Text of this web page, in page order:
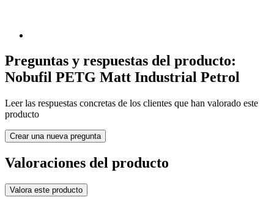
Preguntas y respuestas del producto:
Nobufil PETG Matt Industrial Petrol
Leer las respuestas concretas de los clientes que han valorado este
producto
Crear una nueva pregunta
Valoraciones del producto
Valora este producto